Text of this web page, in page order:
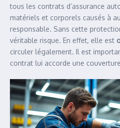
tous les contrats d’assurance
matériels et corporels causés à
responsable. Sans cette
véritable risque. En effet, elle est
circuler légalement. Il est
contrat lui accorde une